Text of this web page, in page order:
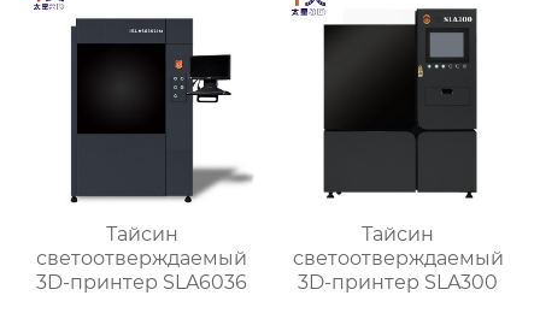
Тайсин
светоотверждаемый
3D-принтер SLA6036
Тайсин
светоотверждаемый
3D-принтер SLA300